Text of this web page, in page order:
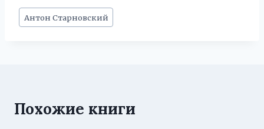
Метки
записи:
Антон Старновский
Похожие книги